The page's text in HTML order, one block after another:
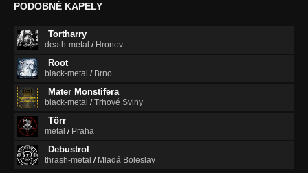
PODOBNÉ KAPELY
Tortharry
death-metal / Hronov
Root
black-metal / Brno
Mater Monstifera
black-metal /Trhové Sviny
Törr
metal / Praha
Debustrol
thrash-metal / Mladá Boleslav